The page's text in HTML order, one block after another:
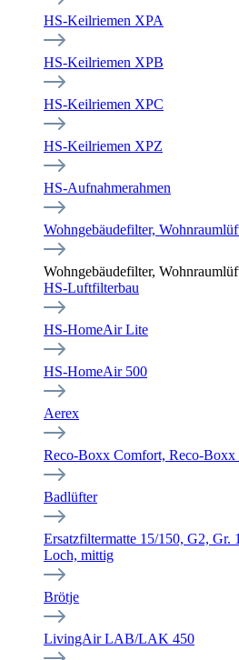
HS-Keilriemen XPA
HS-Keilriemen XPB
HS-Keilriemen XPC
HS-Keilriemen XPZ
HS-Aufnahmerahmen
Wohngebäudefilter,
Wohngebäudefilter,
HS-Luftfilterbau
HS-HomeAir Lite
HS-HomeAir 500
Aerex
Reco-Boxx Comfort, Reco-Boxx
Badlüfter
Ersatzfiltermatte 15/150, G2,
Loch, mittig
Brötje
LivingAir LAB/LAK 450